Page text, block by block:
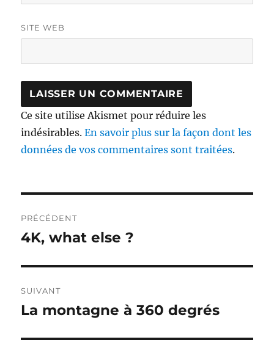
SITE WEB
Ce site utilise Akismet pour réduire les
indésirables.En savoir plus sur la façon dont les
données de vos commentaires sont traitées.
de
PRÉCÉDENT
Publication
4K, what else ?
SUIVANT
Publication
La montagne à 360 degrés